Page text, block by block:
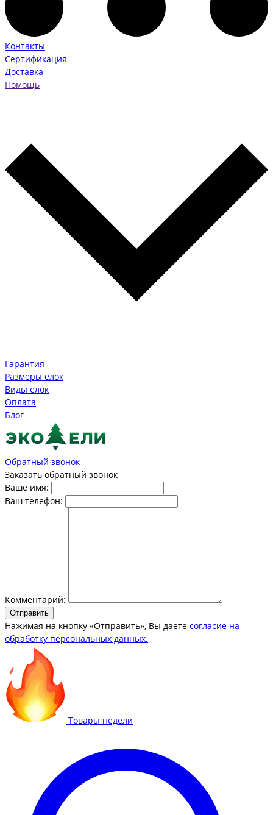
Контакты
Сертификация
Доставка
Помощь
Гарантия
Размеры елок
Виды елок
Оплата
Блог
Обратный звонок
Заказать обратный звонок
Ваше имя:
Ваш телефон:
Комментарий:
Отправить
Нажимая на кнопку «Отправить», Вы даете согласие на
обработку персональных данных.
Товары недели